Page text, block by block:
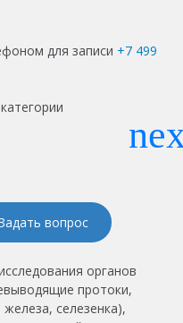
для записи +7 499
вопрос
органов
протоки,
селезенка),